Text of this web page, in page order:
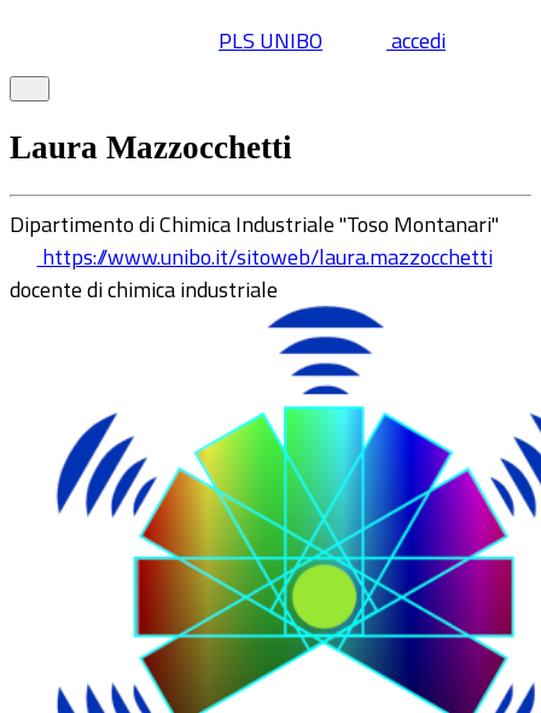
PLS UNIBO accedi
Laura Mazzocchetti
Dipartimento di Chimica Industriale "Toso Montanari"
https://www.unibo.it/sitoweb/laura.mazzocchetti
docente di chimica industriale